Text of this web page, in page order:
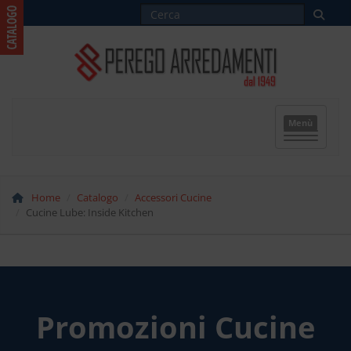
Menù
Home Catalogo
Accessori Cucine
Cucine Lube: Inside Kitchen
Promozioni Cucine